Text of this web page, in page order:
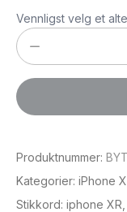
Vennligst velg et
Bytte
ladekontakt
på
iPhone
antall
Produktnummer:
Kategorier: iPhone
Stikkord: iphone XR